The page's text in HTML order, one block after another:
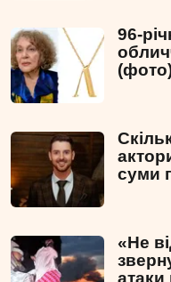
96-
суми
«Не
атаки